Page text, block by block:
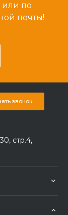
или по
почты!
звонок
стр.4,